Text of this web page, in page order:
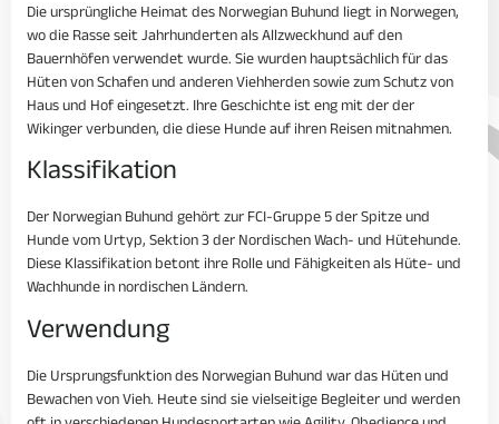
Die ursprüngliche Heimat des Norwegian Buhund liegt in Norwegen,
wo die Rasse seit Jahrhunderten als Allzweckhund auf den
Bauernhöfen verwendet wurde. Sie wurden hauptsächlich für das
Hüten von Schafen und anderen Viehherden sowie zum Schutz von
Haus und Hof eingesetzt. Ihre Geschichte ist eng mit der der
Wikinger verbunden, die diese Hunde auf ihren Reisen mitnahmen.
Klassifikation
Der Norwegian Buhund gehört zur FCI-Gruppe 5 der Spitze und
Hunde vom Urtyp, Sektion 3 der Nordischen Wach- und Hütehunde.
Diese Klassifikation betont ihre Rolle und Fähigkeiten als Hüte- und
Wachhunde in nordischen Ländern.
Verwendung
Die Ursprungsfunktion des Norwegian Buhund war das Hüten und
Bewachen von Vieh. Heute sind sie vielseitige Begleiter und werden